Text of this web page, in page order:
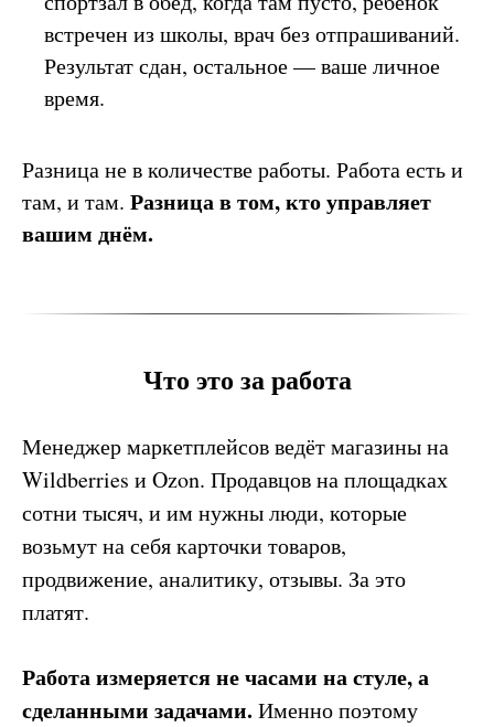
встречен из школы, врач без отпрашиваний.
Результат сдан, остальное — ваше личное
время.
Разница не в количестве работы. Работа есть и
там, и там. Разница в том, кто управляет
вашим днём.
Что это за работа
Менеджер маркетплейсов ведёт магазины на
Wildberries и Ozon. Продавцов на площадках
сотни тысяч, и им нужны люди, которые
возьмут на себя карточки товаров,
продвижение, аналитику, отзывы. За это
платят.
Работа измеряется не часами на стуле, а
сделанными задачами. Именно поэтому